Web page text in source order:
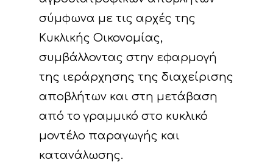
σύμφωνα με τις αρχές της
Κυκλικής Οικονομίας,
συμβάλλοντας στην εφαρμογή
της ιεράρχησης της διαχείρισης
αποβλήτων και στη μετάβαση
από το γραμμικό στο κυκλικό
μοντέλο παραγωγής και
κατανάλωσης.